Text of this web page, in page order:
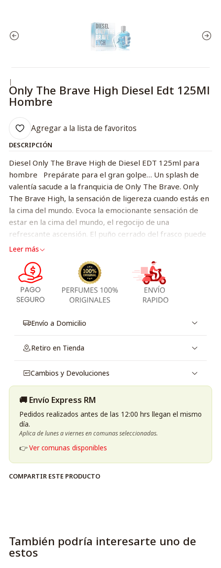
|
Only The Brave High Diesel Edt 125Ml
Hombre
Agregar a la lista de favoritos
DESCRIPCIÓN
Diesel Only The Brave High de Diesel EDT 125ml para
hombre Prepárate para el gran golpe… Un splash de
valentía sacude a la franquicia de Only The Brave. Only
The Brave High, la sensación de ligereza cuando estás en
la cima del mundo. Evoca la emocionante sensación de
estar en la cima del mundo, el regocijo de una
refrescante ascensión. El puño cerrado del frasco puede
entenderse de 3 formas:Verticalmente, puño
puño tendido: Fuerza.Erguido: Referencia a artistas
visionarios, íconos deportivos y movimientos urbaños
alternativos que han marcado la historia.
Leer más
Envío a Domicilio
Retiro en Tienda
Cambios y Devoluciones
🚚 Envío Express RM
Pedidos realizados antes de las 12:00 hrs llegan el mismo
día.
Aplica de lunes a viernes en comunas seleccionadas.
👉Ver comunas disponibles
COMPARTIR ESTE PRODUCTO
También podría interesarte uno de
estos